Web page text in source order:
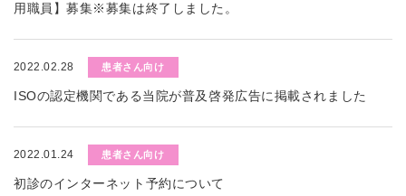
用職員】募集※募集は終了しました。
2022.02.28 患者さん向け
ISOの認定機関である当院が普及啓発広告に掲載されました
2022.01.24 患者さん向け
初診のインターネット予約について